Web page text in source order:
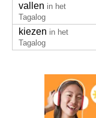
vallen in het
Tagalog
kiezen in het
Tagalog